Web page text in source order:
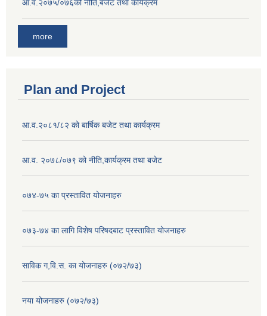
आ.व.२०७५/०७६को नीति,बजेट तथा कार्यक्रम
more
Plan and Project
आ.व.२०८१/८२ को बार्षिक बजेट तथा कार्यक्रम
आ.व. २०७८/०७९ को नीति,कार्यक्रम तथा बजेट
०७४-७५ का प्रस्तावित योजनाहरु
०७३-७४ का लागि विशेष परिषदबाट प्रस्तावित योजनाहरु
साविक ग,वि.स. का योजनाहरु (०७२/७३)
नया योजनाहरु (०७२/७३)